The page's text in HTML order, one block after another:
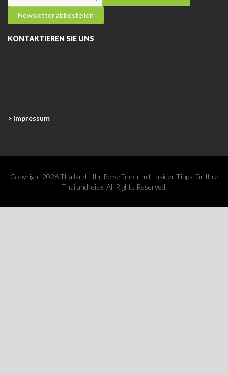
KONTAKTIEREN SIE UNS
> Impressum
Copyright 2026 Thailand - Ihr Reiseführer mit Insider Tipps für Ihre
Thailandreise. All Rights Reserved.